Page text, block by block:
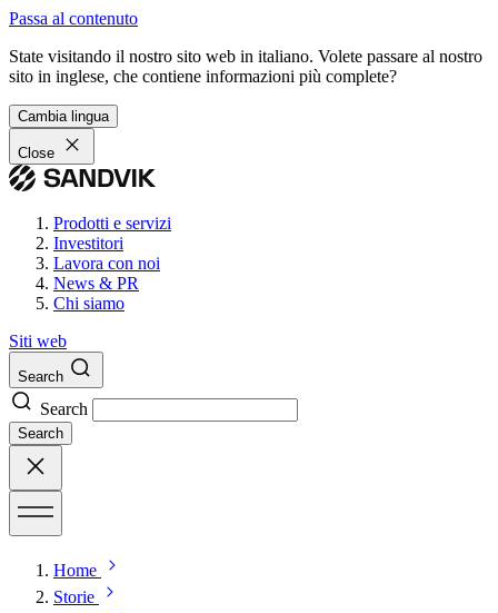
Passa al contenuto
State visitando il nostro sito web in italiano. Volete passare al nostro
sito in inglese, che contiene informazioni più complete?
Cambia lingua
Close
Prodotti e servizi
Investitori
Lavora con noi
News & PR
Chi siamo
Siti web
Search
Search
Search
Home
Storie